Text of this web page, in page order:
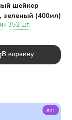
шейкер
зеленый (400мл)
352 шт.
В корзину
хит